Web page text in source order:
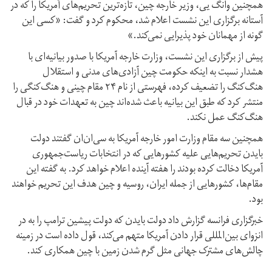
همچنین وانگ یی، وزیر خارجه چین، تازه‌ترین تحریم‌های آمریکا را که در
آستانه برگزاری این نشست اعلام شد، محکوم کرد و گفت: «کسی این
گونه از مهمانان خود پذیرایی نمی‌کند.»
پیش از برگزاری این نشست، وزارت خارجه آمریکا با صدور بیانیه‌ای با
هشدار نسبت به اینکه حکومت چین آزادی‌های مدنی و استقلال
هنگ‌کنگ را تضعیف کرده، فهرستی از نام ۲۴ مقام چینی و هنگ‌کنگی را
منتشر کرد که طبق این بیانیه باعث شده‌اند چین به تعهدات خود در قبال
هنگ‌کنگ عمل نکند.
همچنین سه مقام وزارت امور خارجه آمریکا به سی‌ان‌ان گفتند دولت
بایدن تحریم‌هایی علیه کشورهایی که در انتخابات ریاست‌جمهوری
آمریکا دخالت کرده بودند را هفته آینده اعلام خواهد کرد. به گفته این
مقام‌ها، کشورهایی از جمله ایران، روسیه و چین هدف این تحریم خواهند
بود.
خبرگزاری فرانسه گزارش داد دولت بایدن که دولت پیشین ترامپ را به در
انزوای بین‌المللی قرار دادن آمریکا متهم می‌کند، قول داده است در زمینه
چالش‌های مشترک جهانی مثل گرم شدن زمین با چین همکاری کند.